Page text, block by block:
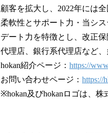
顧客を拡大し、2022年には
柔軟性とサポート力・当シ
デート力を特徴とし、改正
代理店、銀行系代理店など
hokan紹介ページ： https://
お問い合わせページ： https://
※hokan及びhokanロゴは、株